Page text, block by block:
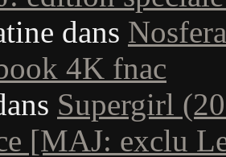
dans
4K fnac
Supergirl
[MAJ: exclu